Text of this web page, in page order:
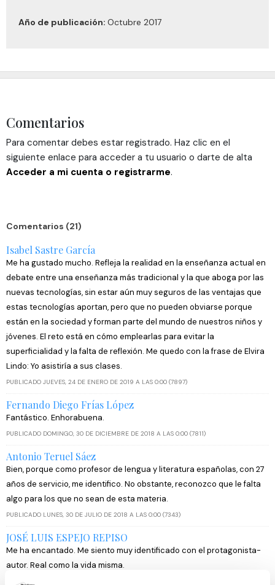
Año de publicación: Octubre 2017
Comentarios
Para comentar debes estar registrado. Haz clic en el
siguiente enlace para acceder a tu usuario o darte de alta
Acceder a mi cuenta o registrarme.
Comentarios (21)
Isabel Sastre García
Me ha gustado mucho. Refleja la realidad en la enseñanza actual en
debate entre una enseñanza más tradicional y la que aboga por las
nuevas tecnologías, sin estar aún muy seguros de las ventajas que
estas tecnologías aportan, pero que no pueden obviarse porque
están en la sociedad y forman parte del mundo de nuestros niños y
jóvenes. El reto está en cómo emplearlas para evitar la
superficialidad y la falta de reflexión. Me quedo con la frase de Elvira
Lindo: Yo asistiría a sus clases.
PUBLICADO JUEVES, 24 DE ENERO DE 2019 A LAS 0:00 (7897)
Fernando Diego Frías López
Fantástico. Enhorabuena.
PUBLICADO DOMINGO, 30 DE DICIEMBRE DE 2018 A LAS 0:00 (7811)
Antonio Teruel Sáez
Bien, porque como profesor de lengua y literatura españolas, con 27
años de servicio, me identifico. No obstante, reconozco que le falta
algo para los que no sean de esta materia.
PUBLICADO LUNES, 30 DE JULIO DE 2018 A LAS 0:00 (7343)
JOSÉ LUIS ESPEJO REPISO
Me ha encantado. Me siento muy identificado con el protagonista-
autor. Real como la vida misma.
PUBLICADO MIÉRCOLES, 4 DE JULIO DE 2018 A LAS 0:00 (7260)